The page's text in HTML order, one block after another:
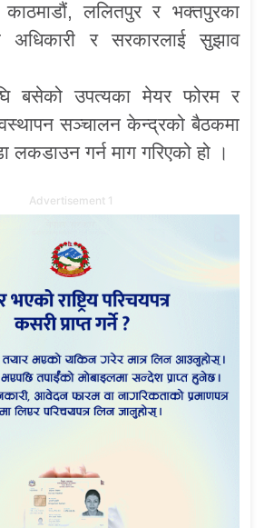
ललितपुर र भक्तपुरका
अधिकारी र सरकारलाई सुझाव
बसेको उपत्यका मेयर फोरम र
सञ्चालन केन्द्रको बैठकमा
लकडाउन गर्न माग गरिएको हो ।
Advertisement 1